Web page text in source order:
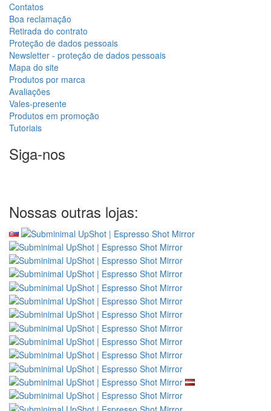
Contatos
Boa reclamação
Retirada do contrato
Proteção de dados pessoais
Newsletter - proteção de dados pessoais
Mapa do site
Produtos por marca
Avaliações
Vales-presente
Produtos em promoção
Tutoriais
Siga-nos
Nossas outras lojas: